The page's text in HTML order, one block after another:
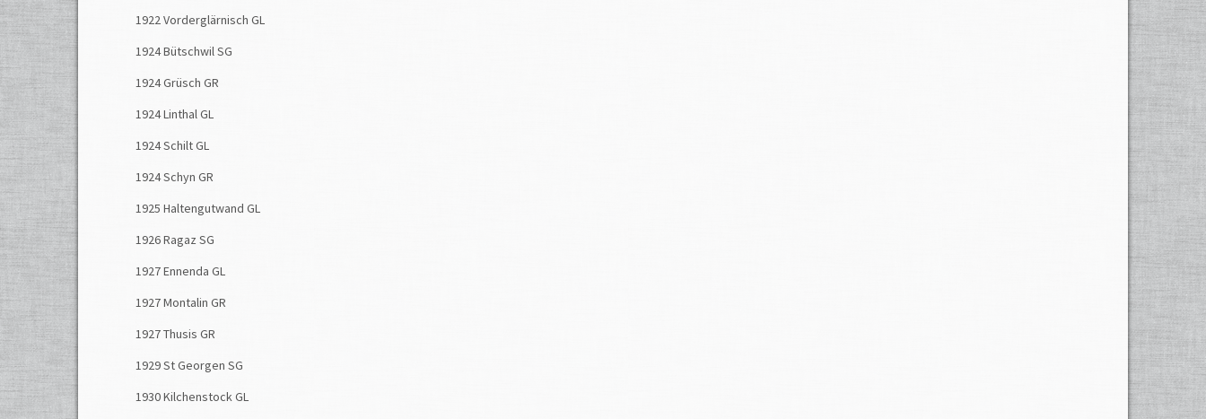
1922 Vorderglärnisch GL
1924 Bütschwil SG
1924 Grüsch GR
1924 Linthal GL
1924 Schilt GL
1924 Schyn GR
1925 Haltengutwand GL
1926 Ragaz SG
1927 Ennenda GL
1927 Montalin GR
1927 Thusis GR
1929 St Georgen SG
1930 Kilchenstock GL